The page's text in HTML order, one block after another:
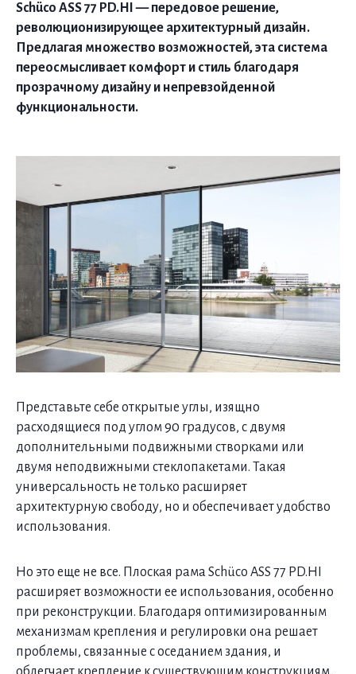
Schüco ASS 77 PD.HI — передовое решение,
революционизирующее архитектурный дизайн.
Предлагая множество возможностей, эта система
переосмысливает комфорт и стиль благодаря
прозрачному дизайну и непревзойденной
функциональности.
Представьте себе открытые углы, изящно
расходящиеся под углом 90 градусов, с двумя
дополнительными подвижными створками или
двумя неподвижными стеклопакетами. Такая
универсальность не только расширяет
архитектурную свободу, но и обеспечивает удобство
использования.
Но это еще не все. Плоская рама Schüco ASS 77 PD.HI
расширяет возможности ее использования, особенно
при реконструкции. Благодаря оптимизированным
механизмам крепления и регулировки она решает
проблемы, связанные с оседанием здания, и